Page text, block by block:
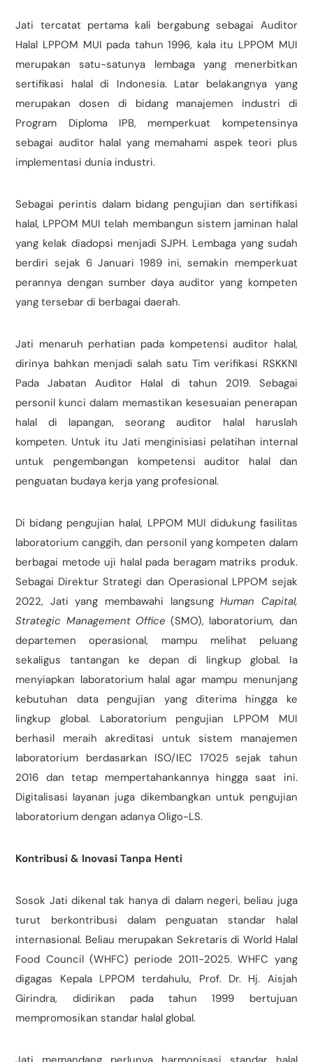
Jati tercatat pertama kali bergabung sebagai Auditor
Halal LPPOM MUI pada tahun 1996, kala itu LPPOM MUI
merupakan satu-satunya lembaga yang menerbitkan
sertifikasi halal di Indonesia. Latar belakangnya yang
merupakan dosen di bidang manajemen industri di
Program Diploma IPB, memperkuat kompetensinya
sebagai auditor halal yang memahami aspek teori plus
implementasi dunia industri.
Sebagai perintis dalam bidang pengujian dan sertifikasi
halal, LPPOM MUI telah membangun sistem jaminan halal
yang kelak diadopsi menjadi SJPH. Lembaga yang sudah
berdiri sejak 6 Januari 1989 ini, semakin memperkuat
perannya dengan sumber daya auditor yang kompeten
yang tersebar di berbagai daerah.
Jati menaruh perhatian pada kompetensi auditor halal,
dirinya bahkan menjadi salah satu Tim verifikasi RSKKNI
Pada Jabatan Auditor Halal di tahun 2019. Sebagai
personil kunci dalam memastikan kesesuaian penerapan
halal di lapangan, seorang auditor halal haruslah
kompeten. Untuk itu Jati menginisiasi pelatihan internal
untuk pengembangan kompetensi auditor halal dan
penguatan budaya kerja yang profesional.
Di bidang pengujian halal, LPPOM MUI didukung fasilitas
laboratorium canggih, dan personil yang kompeten dalam
berbagai metode uji halal pada beragam matriks produk.
Sebagai Direktur Strategi dan Operasional LPPOM sejak
2022, Jati yang membawahi langsungHuman Capital,
Strategic Management Office (SMO), laboratorium, dan
departemen operasional, mampu melihat peluang
sekaligus tantangan ke depan di lingkup global. Ia
menyiapkan laboratorium halal agar mampu menunjang
kebutuhan data pengujian yang diterima hingga ke
lingkup global. Laboratorium pengujian LPPOM MUI
berhasil meraih akreditasi untuk sistem manajemen
laboratorium berdasarkan ISO/IEC 17025 sejak tahun
2016 dan tetap mempertahankannya hingga saat ini.
Digitalisasi layanan juga dikembangkan untuk pengujian
laboratorium dengan adanya Oligo-LS.
Kontribusi & Inovasi Tanpa Henti
Sosok Jati dikenal tak hanya di dalam negeri, beliau juga
turut berkontribusi dalam penguatan standar halal
internasional. Beliau merupakan Sekretaris di World Halal
Food Council (WHFC) periode 2011-2025. WHFC yang
digagas Kepala LPPOM terdahulu, Prof. Dr. Hj. Aisjah
Girindra, didirikan pada tahun 1999 bertujuan
mempromosikan standar halal global.